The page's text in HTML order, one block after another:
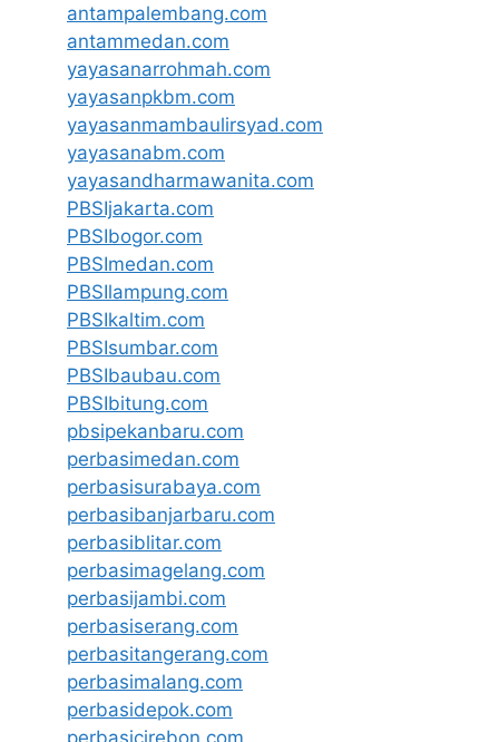
antampalembang.com
antammedan.com
yayasanarrohmah.com
yayasanpkbm.com
yayasanmambaulirsyad.com
yayasanabm.com
yayasandharmawanita.com
PBSIjakarta.com
PBSIbogor.com
PBSImedan.com
PBSIlampung.com
PBSIkaltim.com
PBSIsumbar.com
PBSIbaubau.com
PBSIbitung.com
pbsipekanbaru.com
perbasimedan.com
perbasisurabaya.com
perbasibanjarbaru.com
perbasiblitar.com
perbasimagelang.com
perbasijambi.com
perbasiserang.com
perbasitangerang.com
perbasimalang.com
perbasidepok.com
perbasicirebon.com